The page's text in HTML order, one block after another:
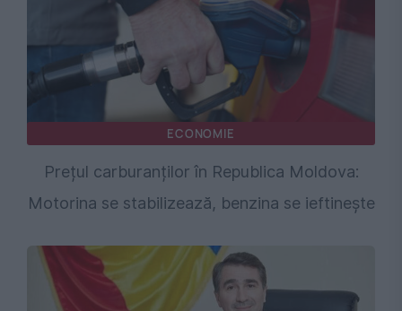
ECONOMIE
Prețul carburanților în Republica Moldova:
Motorina se stabilizează, benzina se ieftinește